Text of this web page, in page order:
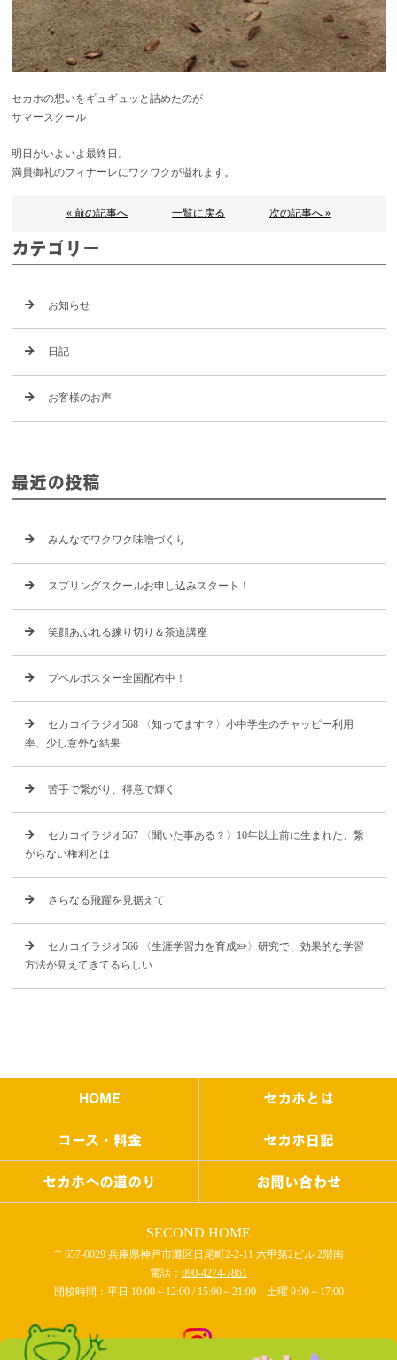
セカホの想いをギュギュッと詰めたのが
サマースクール
明日がいよいよ最終日。
満員御礼のフィナーレにワクワクが溢れます。
« 前の記事へ 一覧に戻る 次の記事へ »
カテゴリー
お知らせ
日記
お客様のお声
最近の投稿
みんなでワクワク味噌づくり
スプリングスクールお申し込みスタート！
笑顔あふれる練り切り＆茶道講座
プペルポスター全国配布中！
セカコイラジオ568 〈知ってます？〉小中学生のチャッピー利用
率、少し意外な結果
苦手で繋がり、得意で輝く
セカコイラジオ567 〈聞いた事ある？〉10年以上前に生まれた、繋
がらない権利とは
さらなる飛躍を見据えて
セカコイラジオ566 〈生涯学習力を育成✏️〉研究で、効果的な学習
方法が見えてきてるらしい
HOME セカホとは
コース・料金 セカホ日記
セカホへの道のり お問い合わせ
SECOND HOME
〒657-0029 兵庫県神戸市灘区日尾町2-2-11 六甲第2ビル 2階南
電話： 090-4274-7861
開校時間：平日 10:00～12:00 / 15:00～21:00 土曜 9:00～17:00